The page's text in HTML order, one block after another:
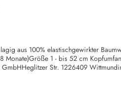
aus 100% elastischgewirkter
Monate)Größe 1 - bis 52 cm
Str. 1226409